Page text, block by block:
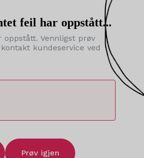
feil har oppstått...
Vennligst prøv
kundeservice ved
Prøv igjen